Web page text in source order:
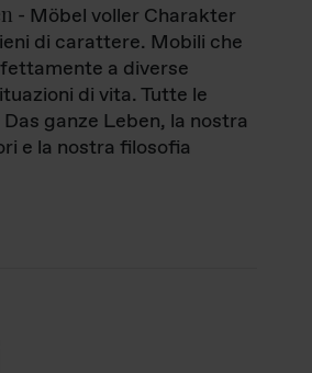
- Möbel voller Charakter
di carattere. Mobili che
a diverse
di vita. Tutte le
ganze Leben, la nostra
e la nostra filosofia